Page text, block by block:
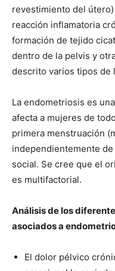
revestimiento del
reacción inflamatoria
formación de tejido
dentro de la pelvis y
descrito varios tipos de
La endometriosis es
afecta a mujeres de
primera menstruación
independientemente
social. Se cree que el
es multifactorial.
Análisis de los
asociados a
El dolor pélvico